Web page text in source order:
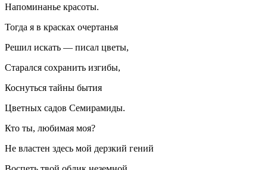
Напоминанье красоты.
Тогда я в красках очертанья
Решил искать — писал цветы,
Старался сохранить изгибы,
Коснуться тайны бытия
Цветных садов Семирамиды.
Кто ты, любимая моя?
Не властен здесь мой дерзкий гений